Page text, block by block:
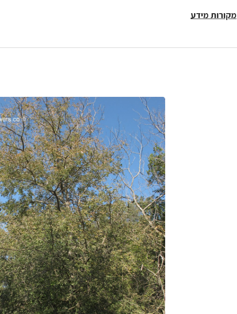
מקורות מידע